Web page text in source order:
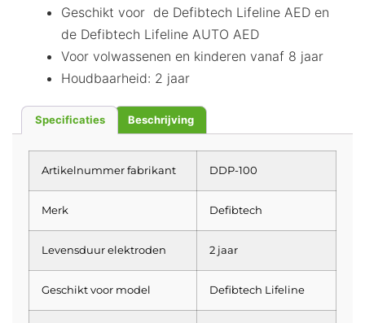
Geschikt voor de Defibtech Lifeline AED en
de Defibtech Lifeline AUTO AED
Voor volwassenen en kinderen vanaf 8 jaar
Houdbaarheid: 2 jaar
Specificaties Beschrijving
Artikelnummer fabrikant DDP-100
Merk Defibtech
Levensduur elektroden 2 jaar
Geschikt voor model Defibtech Lifeline